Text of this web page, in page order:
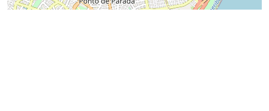
Recife